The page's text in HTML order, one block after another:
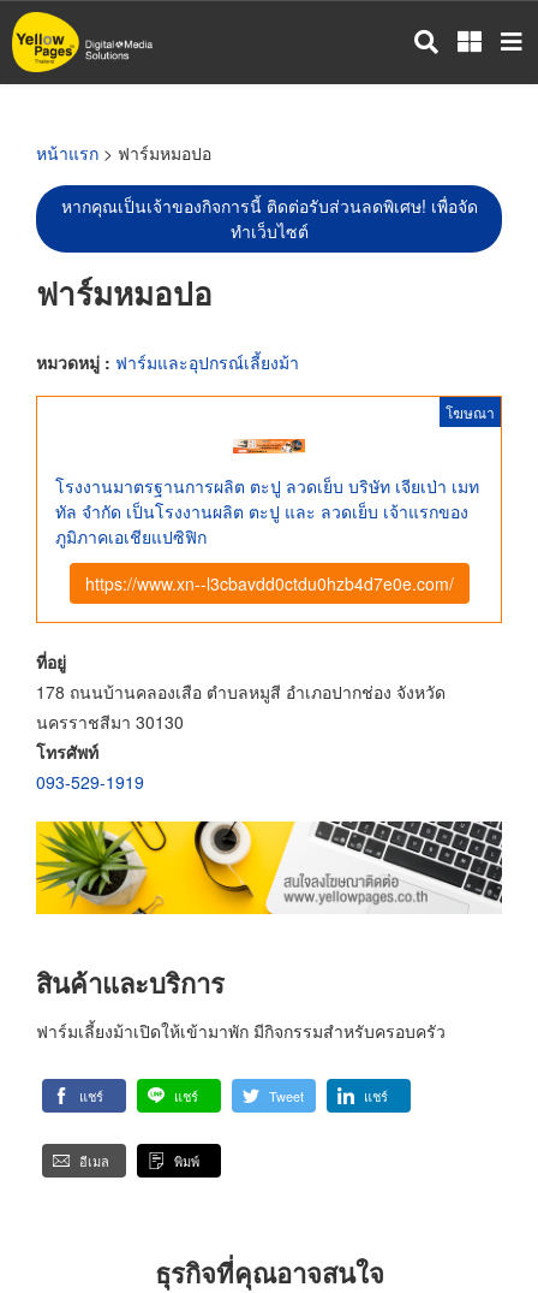
ข้าม
ไป
หน้าแรก > ฟาร์มหมอปอ
หากคุณเป็นเจ้าของกิจการนี้ ติดต่อรับส่วนลดพิเศษ! เพื่อจัด
ทำเว็บไซต์
ฟาร์มหมอปอ
หมวดหมู่ : ฟาร์มและอุปกรณ์เลี้ยงม้า
โฆษณา
โรงงานมาตรฐานการผลิต ตะปู ลวดเย็บ บริษัท เจียเป่า เมท
ทัล จำกัด เป็นโรงงานผลิต ตะปู และ ลวดเย็บ เจ้าแรกของ
ภูมิภาคเอเชียแปซิฟิก
https://www.xn--l3cbavdd0ctdu0hzb4d7e0e.com/
ที่อยู่
178 ถนนบ้านคลองเสือ ตำบลหมูสี อำเภอปากช่อง จังหวัด
นครราชสีมา 30130
โทรศัพท์
093-529-1919
สินค้าและบริการ
ฟาร์มเลี้ยงม้าเปิดให้เข้ามาพัก มีกิจกรรมสำหรับครอบครัว
แชร์ แชร์ Tweet แชร์
อีเมล พิมพ์
ธุรกิจที่คุณอาจสนใจ